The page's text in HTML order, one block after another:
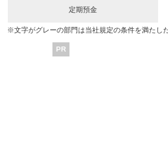
定期預金
※文字がグレーの部門は当社規定の条件を満たし
PR